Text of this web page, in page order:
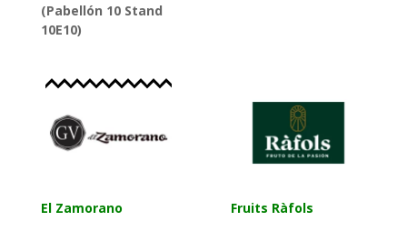
(Pabellón 10 Stand
10E10)
El Zamorano
Fruits Ràfols